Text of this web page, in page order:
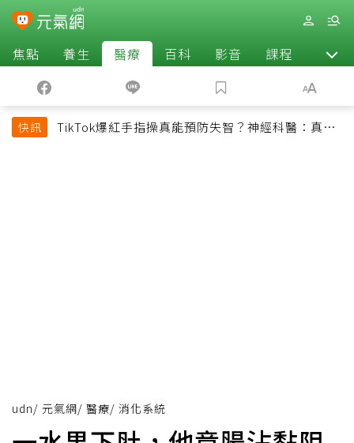
焦點 養生 醫療 百科 影音 課程 退休
快訊
TikTok爆紅手指操真能預防失智？神經科醫：真正
udn/ 元氣網/ 醫療/ 消化系統